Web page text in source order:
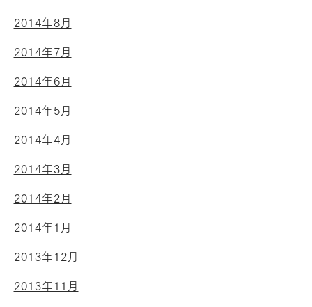
2014年8月
2014年7月
2014年6月
2014年5月
2014年4月
2014年3月
2014年2月
2014年1月
2013年12月
2013年11月